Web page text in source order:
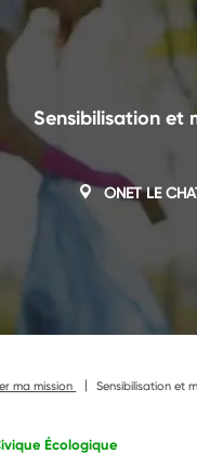
Sensibilisation et
ONET LE
ma mission Sensibilisation et
Écologique